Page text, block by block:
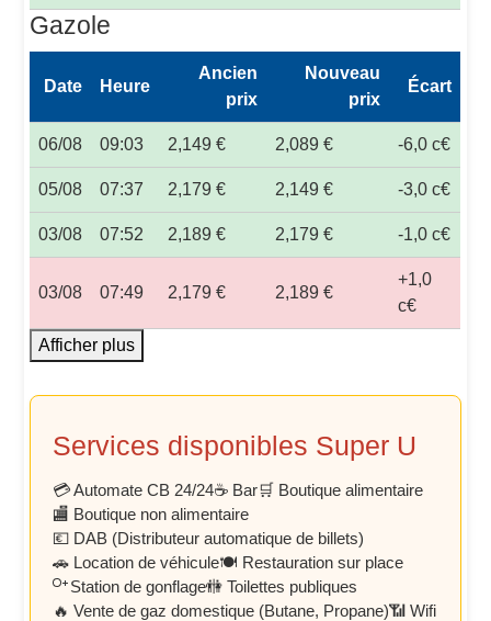
Gazole
Date Heure
Ancien
prix
Nouveau
prix
Écart
06/08 09:03 2,149 € 2,089 € -6,0 c€
05/08 07:37 2,179 € 2,149 € -3,0 c€
03/08 07:52 2,189 € 2,179 € -1,0 c€
03/08 07:49 2,179 € 2,189 €
+1,0
c€
Afficher plus
Services disponibles Super U
💳 Automate CB 24/24☕ Bar🛒 Boutique alimentaire
🏬 Boutique non alimentaire
💶 DAB (Distributeur automatique de billets)
🚗 Location de véhicule🍽️ Restauration sur place
Station de gonflage🚻 Toilettes publiques
🔥 Vente de gaz domestique (Butane, Propane)📶 Wifi